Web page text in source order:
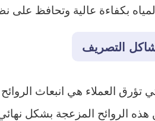
بكفاءة عالية وتحافظ على
التصريف
تؤرق العملاء هي انبعاث
الروائح المزعجة بشكل